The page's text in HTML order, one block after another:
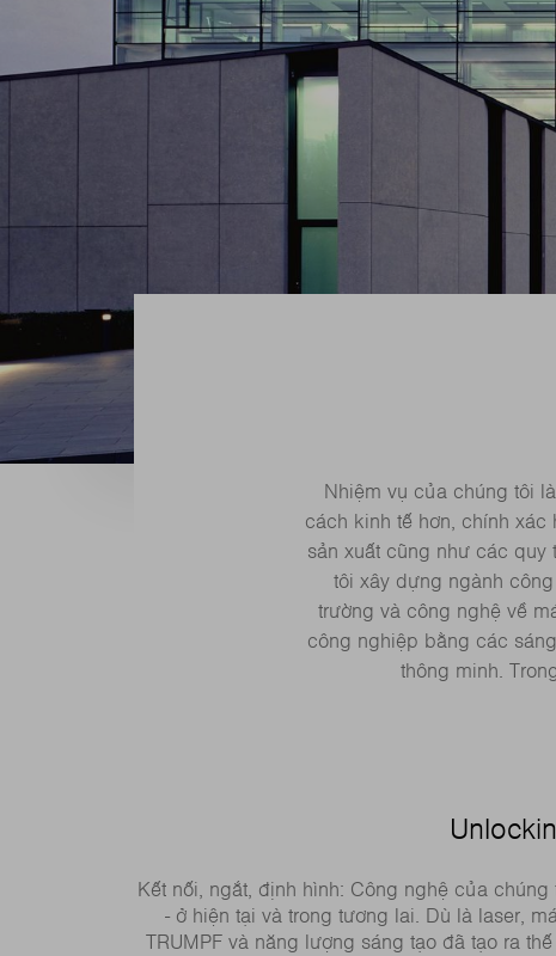
Nhiệm vụ của chúng tôi
cách kinh tế hơn, chính
sản xuất cũng như các quy
tôi xây dựng ngành
trường và công nghệ về
công nghiệp bằng các
thông minh.
Kết nối, ngắt, định hình: Công nghệ của
- ở hiện tại và trong tương lai. Dù là laser,
TRUMPF và năng lượng sáng tạo đã tạo ra